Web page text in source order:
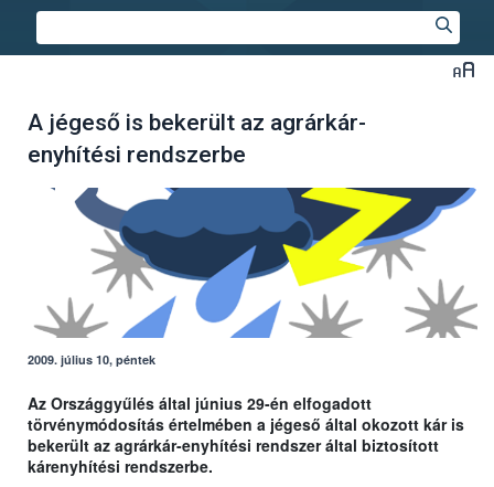
A jégeső is bekerült az agrárkár-
enyhítési rendszerbe
2009. július 10, péntek
Az Országgyűlés által június 29-én elfogadott
törvénymódosítás értelmében a jégeső által okozott kár is
bekerült az agrárkár-enyhítési rendszer által biztosított
kárenyhítési rendszerbe.